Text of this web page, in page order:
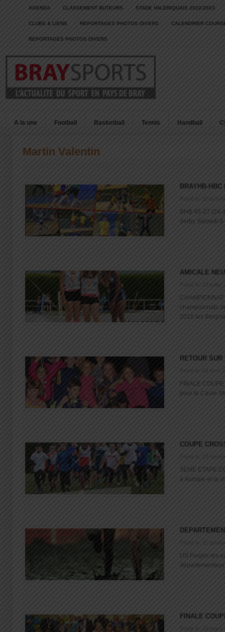
AGENDA CLASSEMENT BUTEURS STADE VALERIQUAIS 2022/2023
CLUBS & LIENS REPORTAGES PHOTOS DIVERS CALENDRIER
REPORTAGES PHOTOS DIVERS
A la une Football Basketball Tennis Handball
Martin Valentin
BRAYHB-
Posté le: 10
BHB 45-27
derby Samedi 8
AMICALE
Posté le: 28 juillet
championnats
2018 les
RETOUR
Posté le: 04 avril
FINALE
pour le Caule
COUPE
Posté le: 20
3EME ETAPE
à Aumale et la
Posté le: 11
US Forges les
départementaux
FINALE
Posté le: 16 mars